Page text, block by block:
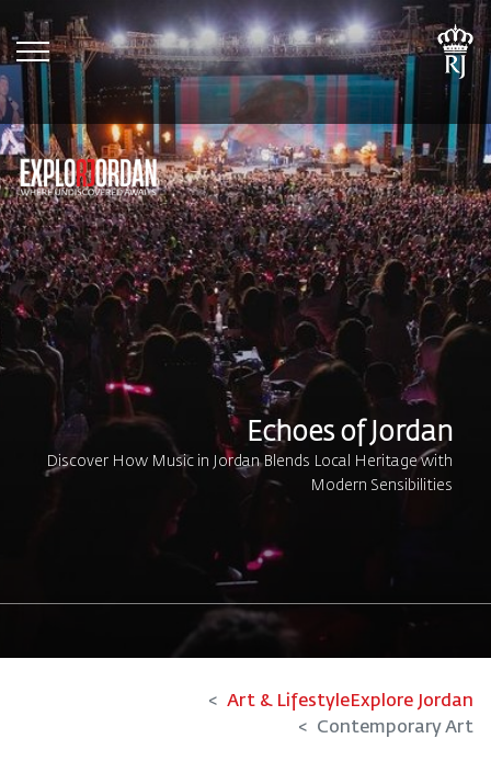
Echoes of Jordan
Discover How Music in Jordan Blends Local Heritage with
Modern Sensibilities
Explore Jordan
Art & Lifestyle
Contemporary Art